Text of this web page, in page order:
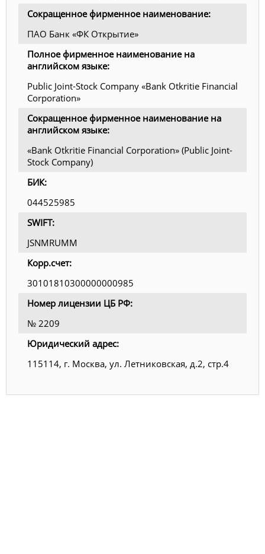
Сокращенное фирменное наименование:
ПАО Банк «ФК Открытие»
Полное фирменное наименование на
английском языке:
Public Joint-Stock Company «Bank Otkritie Financial
Corporation»
Сокращенное фирменное наименование на
английском языке:
«Bank Otkritie Financial Corporation» (Public Joint-
Stock Company)
БИК:
044525985
SWIFT:
JSNMRUMM
Корр.счет:
30101810300000000985
Номер лицензии ЦБ РФ:
№ 2209
Юридический адрес:
115114, г. Москва, ул. Летниковская, д.2, стр.4